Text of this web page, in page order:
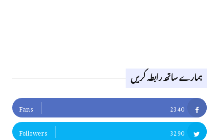
ہمارے ساتھ رابطہ کریں
2340
Fans
3290
Followers